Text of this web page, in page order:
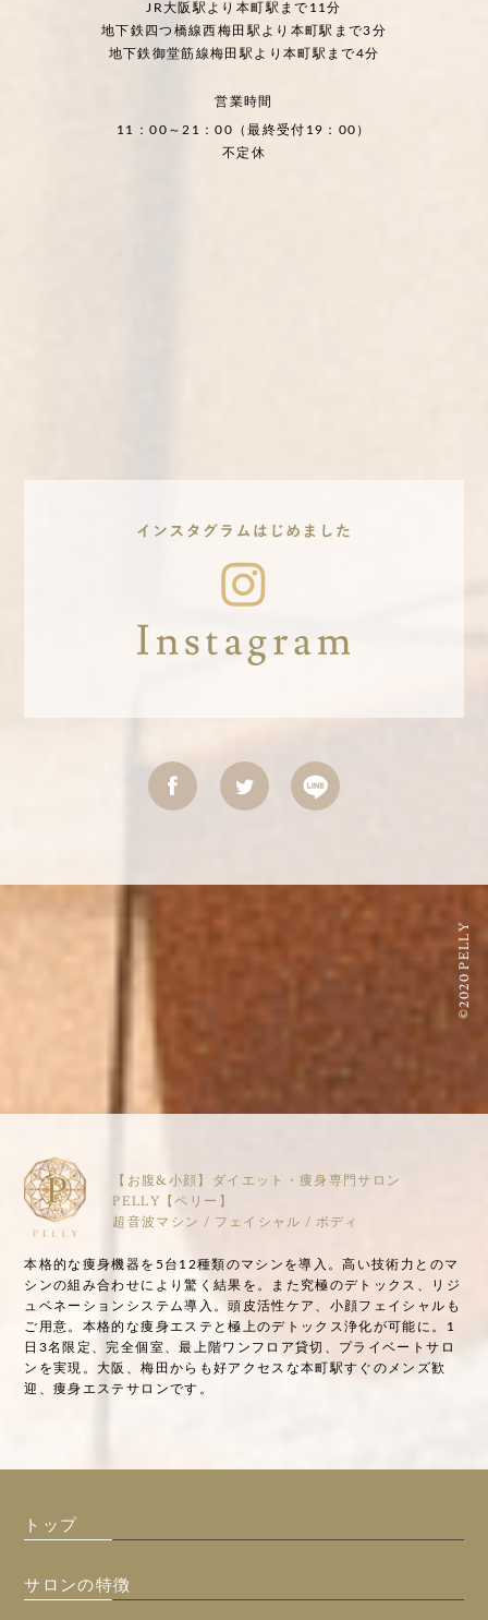
JR大阪駅より本町駅まで11分
地下鉄四つ橋線西梅田駅より本町駅まで3分
地下鉄御堂筋線梅田駅より本町駅まで4分
営業時間
11：00～21：00（最終受付19：00）
不定休
©2020 PELLY
【お腹&小顔】ダイエット・痩身専門サロン
PELLY【ペリー】
超音波マシン / フェイシャル / ボディ
本格的な痩身機器を5台12種類のマシンを導入。高い技術力とのマ
シンの組み合わせにより驚く結果を。また究極のデトックス、リジ
ュベネーションシステム導入。頭皮活性ケア、小顔フェイシャルも
ご用意。本格的な痩身エステと極上のデトックス浄化が可能に。1
日3名限定、完全個室、最上階ワンフロア貸切、プライベートサロ
ンを実現。大阪、梅田からも好アクセスな本町駅すぐのメンズ歓
迎、痩身エステサロンです。
トップ
サロンの特徴